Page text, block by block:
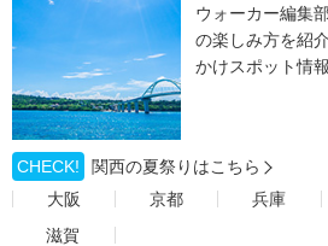
ウォーカー編集
の楽しみ方を紹
かけスポット情
CHECK!
関西の夏祭りはこちら
大阪
京都 兵庫
滋賀